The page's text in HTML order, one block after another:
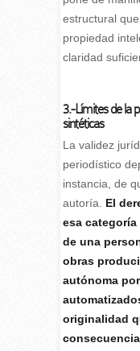
estructural
propiedad
claridad
3.-Límites de la
sintéticas
La validez
periodístico
instancia, de
autoría.
El
esa
de una
obras
autónoma
originalidad